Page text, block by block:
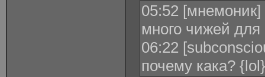
05:52 [мнемоник]
много чижей для
06:22
почему кака? {lol}